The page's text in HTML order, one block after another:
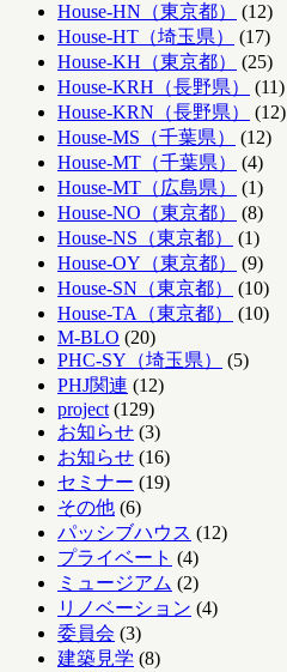
House-HN（東京都）
(12)
House-HT（埼玉県）
(17)
House-KH（東京都）
(25)
House-KRH（長野県）
(11)
House-KRN（長野県）
(12)
House-MS（千葉県）
(12)
House-MT（千葉県）
(4)
House-MT（広島県）
(1)
House-NO（東京都）
(8)
House-NS（東京都）
(1)
House-OY（東京都）
(9)
House-SN（東京都）
(10)
House-TA（東京都）
(10)
M-BLO (20)
PHC-SY（埼玉県）
(5)
PHJ関連 (12)
project (129)
お知らせ (3)
お知らせ (16)
セミナー (19)
その他 (6)
パッシブハウス (12)
プライベート (4)
ミュージアム (2)
リノベーション (4)
委員会 (3)
建築見学 (8)